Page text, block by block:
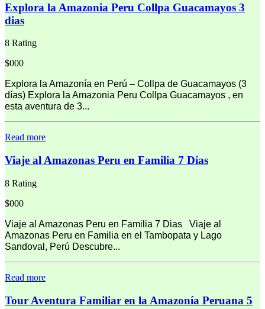
Explora la Amazonia Peru Collpa Guacamayos 3
dias
8 Rating
$000
Explora la Amazonía en Perú – Collpa de Guacamayos (3
días) Explora la Amazonia Peru Collpa Guacamayos , en
esta aventura de 3...
Read more
Viaje al Amazonas Peru en Familia 7 Dias
8 Rating
$000
Viaje al Amazonas Peru en Familia 7 Dias Viaje al
Amazonas Peru en Familia en el Tambopata y Lago
Sandoval, Perú Descubre...
Read more
Tour Aventura Familiar en la Amazonía Peruana 5